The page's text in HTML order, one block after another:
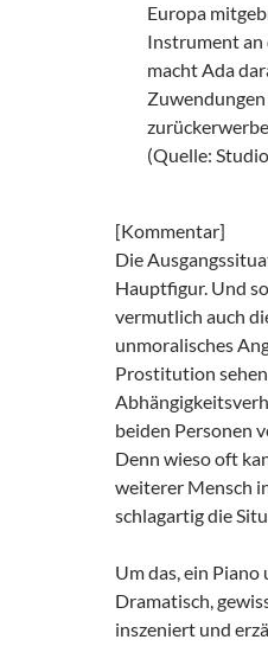
Europa
Instrument an
macht Ada
Zuwendungen
(Quelle:
[Kommentar]
Die
Hauptfigur. Und
vermutlich auch
unmoralisches
Prostitution
beiden Personen
Denn wieso oft
weiterer Mensch
schlagartig die
Um das, ein Piano
Dramatisch,
inszeniert und